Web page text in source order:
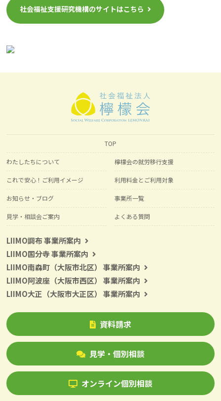
社会福祉支援研究機構のサイトはこちら
TOP
わたしたちについて 檸檬会の就労移行支援
これで安心！ご利用イメージ 利用料金とご利用対象
お知らせ・ブログ 事業所一覧
見学・相談会ご案内 よくある質問
LIIMO調布 事業所案内
LIIMO国分寺 事業所案内
LIIMO南森町（大阪市北区） 事業所案内
LIIMO阿波座（大阪市西区） 事業所案内
LIIMO大正（大阪市大正区） 事業所案内
資料請求
見学・個別相談
オンライン個別相談